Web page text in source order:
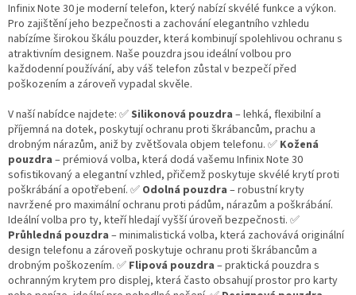
Infinix Note 30 je moderní telefon, který nabízí skvélé funkce a výkon.
Pro zajištění jeho bezpečnosti a zachování elegantního vzhledu
nabízíme širokou škálu pouzder, která kombinují spolehlivou ochranu s
atraktivním designem. Naše pouzdra jsou ideální volbou pro
každodenní používání, aby váš telefon zůstal v bezpečí před
poškozením a zároveň vypadal skvěle.
V naší nabídce najdete: ✅Silikonová pouzdra – lehká, flexibilní a
příjemná na dotek, poskytují ochranu proti škrábancům, prachu a
drobným nárazům, aniž by zvětšovala objem telefonu. ✅ Kožená
pouzdra – prémiová volba, která dodá vašemu Infinix Note 30
sofistikovaný a elegantní vzhled, přičemž poskytuje skvélé krytí proti
poškrábání a opotřebení. ✅ Odolná pouzdra – robustní kryty
navržené pro maximální ochranu proti pádům, nárazům a poškrábání.
Ideální volba pro ty, kteří hledají vyšší úroveň bezpečnosti. ✅
Průhledná pouzdra – minimalistická volba, která zachovává originální
design telefonu a zároveň poskytuje ochranu proti škrábancům a
drobným poškozením. ✅ Flipová pouzdra – praktická pouzdra s
ochranným krytem pro displej, která často obsahují prostor pro karty